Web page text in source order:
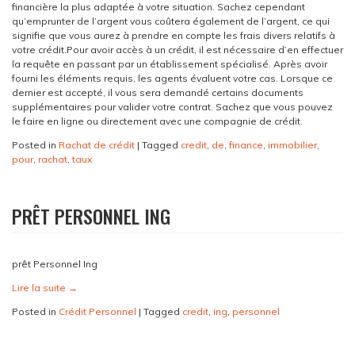
financière la plus adaptée à votre situation. Sachez cependant
qu’emprunter de l’argent vous coûtera également de l’argent, ce qui
signifie que vous aurez à prendre en compte les frais divers relatifs à
votre crédit.Pour avoir accès à un crédit, il est nécessaire d’en effectuer
la requête en passant par un établissement spécialisé. Après avoir
fourni les éléments requis, les agents évaluent votre cas. Lorsque ce
dernier est accepté, il vous sera demandé certains documents
supplémentaires pour valider votre contrat. Sachez que vous pouvez
le faire en ligne ou directement avec une compagnie de crédit.
Posted in Rachat de crédit | Tagged credit, de,finance, immobilier,
pour, rachat,taux
PRÊT PERSONNEL ING
prêt Personnel Ing
Lire la suite →
Posted in Crédit Personnel | Tagged credit, ing, personnel